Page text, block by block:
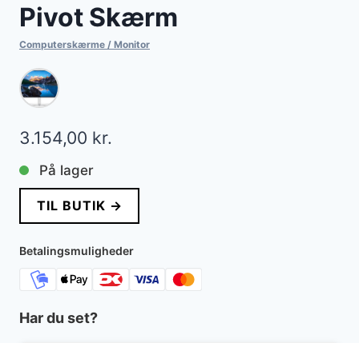
Pivot Skærm
Computerskærme / Monitor
3.154,00 kr.
På lager
TIL BUTIK →
Betalingsmuligheder
Har du set?